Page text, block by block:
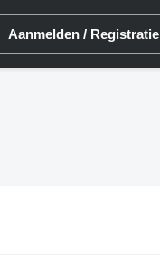
Aanmelden / Registratie